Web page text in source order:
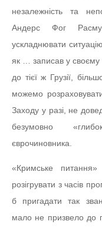
незалежність та
Андерс Фог
ускладнювати
як … записав у своєму
до тієї ж Грузії,
можемо
Заходу у разі, не
безумовно
єврочиновника.
«Кримське
розігрувати з часів
б пригадати так
мало не призвело до